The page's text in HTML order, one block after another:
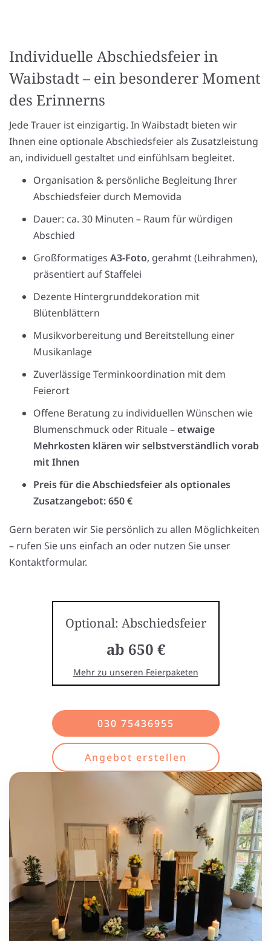
Individuelle Abschiedsfeier in
Waibstadt – ein besonderer Moment
des Erinnerns
Jede Trauer ist einzigartig. In Waibstadt bieten wir
Ihnen eine optionale Abschiedsfeier als Zusatzleistung
an, individuell gestaltet und einfühlsam begleitet.
Organisation & persönliche Begleitung Ihrer
Abschiedsfeier durch Memovida
Dauer: ca. 30 Minuten – Raum für würdigen
Abschied
Großformatiges A3-Foto, gerahmt (Leihrahmen),
präsentiert auf Staffelei
Dezente Hintergrunddekoration mit
Blütenblättern
Musikvorbereitung und Bereitstellung einer
Musikanlage
Zuverlässige Terminkoordination mit dem
Feierort
Offene Beratung zu individuellen Wünschen wie
Blumenschmuck oder Rituale –etwaige
Mehrkosten klären wir selbstverständlich vorab
mit Ihnen
Preis für die Abschiedsfeier als optionales
Zusatzangebot: 650 €
Gern beraten wir Sie persönlich zu allen Möglichkeiten
– rufen Sie uns einfach an oder nutzen Sie unser
Kontaktformular.
Optional: Abschiedsfeier
ab 650 €
Mehr zu unseren Feierpaketen
030 75436955
Angebot erstellen